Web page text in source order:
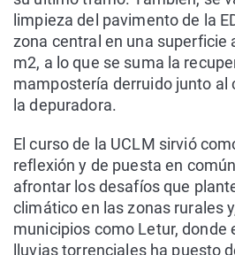
limpieza del pavimento de la
zona central en una superficie
m2, a lo que se suma la
mampostería derruido junto al
la depuradora.
El curso de la UCLM sirvió
reflexión y de puesta en
afrontar los desafíos que
climático en las zonas rurales
municipios como Letur, donde
lluvias torrenciales ha puesto